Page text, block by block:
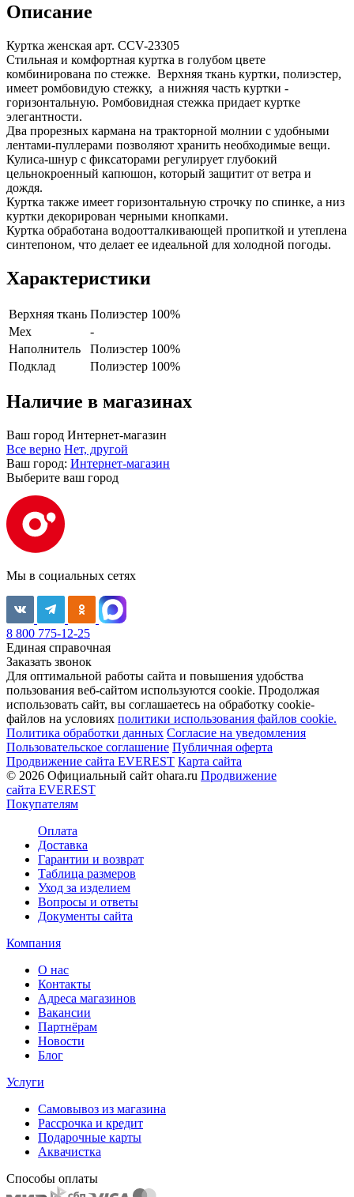
Описание
Куртка женская арт. CCV-23305
Стильная и комфортная куртка в голубом цвете
комбинирована по стежке. Верхняя ткань куртки, полиэстер,
имеет ромбовидую стежку, а нижняя часть куртки -
горизонтальную. Ромбовидная стежка придает куртке
элегантности.
Два прорезных кармана на тракторной молнии с удобными
лентами-пуллерами позволяют хранить необходимые вещи.
Кулиса-шнур с фиксаторами регулирует глубокий
цельнокроенный капюшон, который защитит от ветра и
дождя.
Куртка также имеет горизонтальную строчку по спинке, а низ
куртки декорирован черными кнопками.
Куртка обработана водоотталкивающей пропиткой и утеплена
синтепоном, что делает ее идеальной для холодной погоды.
Характеристики
Верхняя ткань Полиэстер 100%
Мех
-
Наполнитель
Полиэстер 100%
Подклад
Полиэстер 100%
Наличие в магазинах
Ваш город Интернет-магазин
Все верно Нет, другой
Ваш город: Интернет-магазин
Выберите ваш город
Мы в социальных сетях
8 800 775-12-25
Единая справочная
Заказать звонок
Для оптимальной работы сайта и повышения удобства
пользования веб-сайтом используются cookie. Продолжая
использовать сайт, вы соглашаетесь на обработку cookie-
файлов на условиях политики использования файлов cookie.
Политика обработки данных Согласие на уведомления
Пользовательское соглашение Публичная оферта
Продвижение сайта EVEREST Карта сайта
© 2026 Официальный сайт ohara.ru Продвижение
сайта EVEREST
Покупателям
Оплата
Доставка
Гарантии и возврат
Таблица размеров
Уход за изделием
Вопросы и ответы
Документы сайта
Компания
О нас
Контакты
Адреса магазинов
Вакансии
Партнёрам
Новости
Блог
Услуги
Самовывоз из магазина
Рассрочка и кредит
Подарочные карты
Аквачистка
Способы оплаты